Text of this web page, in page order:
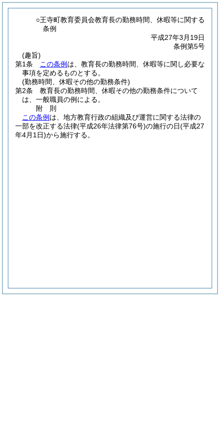
○王寺町教育委員会教育長の勤務時間、休暇等に関する
条例
平成27年3月19日
条例第5号
(趣旨)
第1条
この条例 は、教育長の勤務時間、休暇等に関し必要な
事項を定めるものとする。
(勤務時間、休暇その他の勤務条件)
第2条
教育長の勤務時間、休暇その他の勤務条件について
は、一般職員の例による。
附 則
この条例 は、地方教育行政の組織及び運営に関する法律の
一部を改正する法律(平成26年法律第76号)の施行の日(平成27
年4月1日)から施行する。